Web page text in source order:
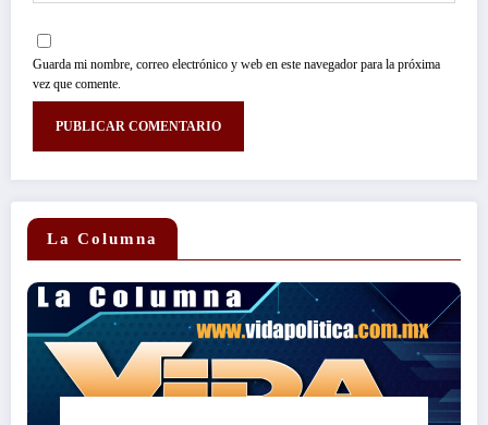
Guarda mi nombre, correo electrónico y web en este navegador para la próxima
vez que comente.
La Columna